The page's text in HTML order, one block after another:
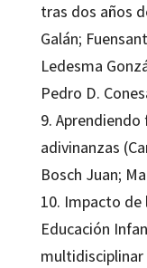
tras dos años
Galán;
Ledesma
Pedro D.
9.
adivinanzas
Bosch Juan;
10. Impacto de
Educación